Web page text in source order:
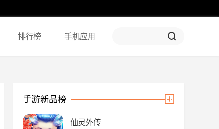
排行榜 手机应用
手游新品榜
仙灵外传